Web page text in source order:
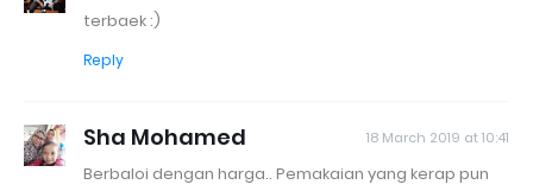
terbaek :)
Reply
Sha Mohamed 18 March 2019 at 10:41
Berbaloi dengan harga.. Pemakaian yang kerap pun